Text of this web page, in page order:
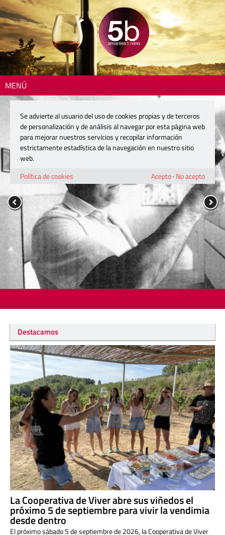
MENÚ
Destacamos
La Cooperativa de Viver abre sus viñedos el
próximo 5 de septiembre para vivir la vendimia
desde dentro
El próximo sábado 5 de septiembre de 2026, la Cooperativa de Viver
Se advierte al usuario del uso de cookies propias y de terceros
de personalización y de análisis al navegar por esta página web
para mejorar nuestros servicios y recopilar información
estrictamente estadística de la navegación en nuestro sitio
web.
Política de cookies
Acepto· No acepto